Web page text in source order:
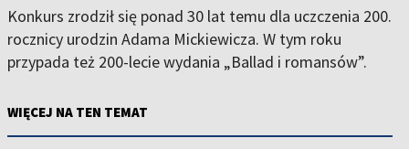
Konkurs zrodził się ponad 30 lat temu dla uczczenia 200.
rocznicy urodzin Adama Mickiewicza. W tym roku
przypada też 200-lecie wydania „Ballad i romansów”.
WIĘCEJ NA TEN TEMAT